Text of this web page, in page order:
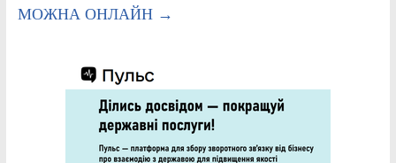
МОЖНА ОНЛАЙН →